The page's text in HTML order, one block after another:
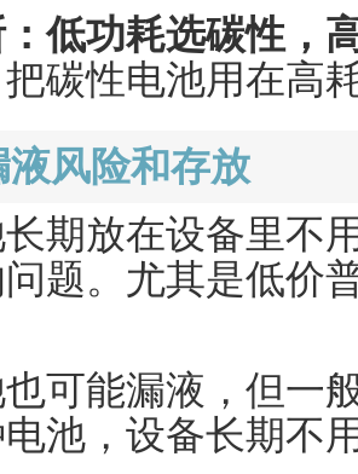
低功耗选碳性，
把碳性电池用在高
风险和存放
期放在设备里不
题。尤其是低价
可能漏液，但一
池，设备长期不